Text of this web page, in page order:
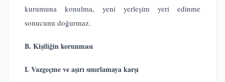
kurumuna konulma, yeni yerleşim yeri edinme
sonucunu doğurmaz.
B. Kişiliğin korunması
I. Vazgeçme ve aşırı sınırlamaya karşı